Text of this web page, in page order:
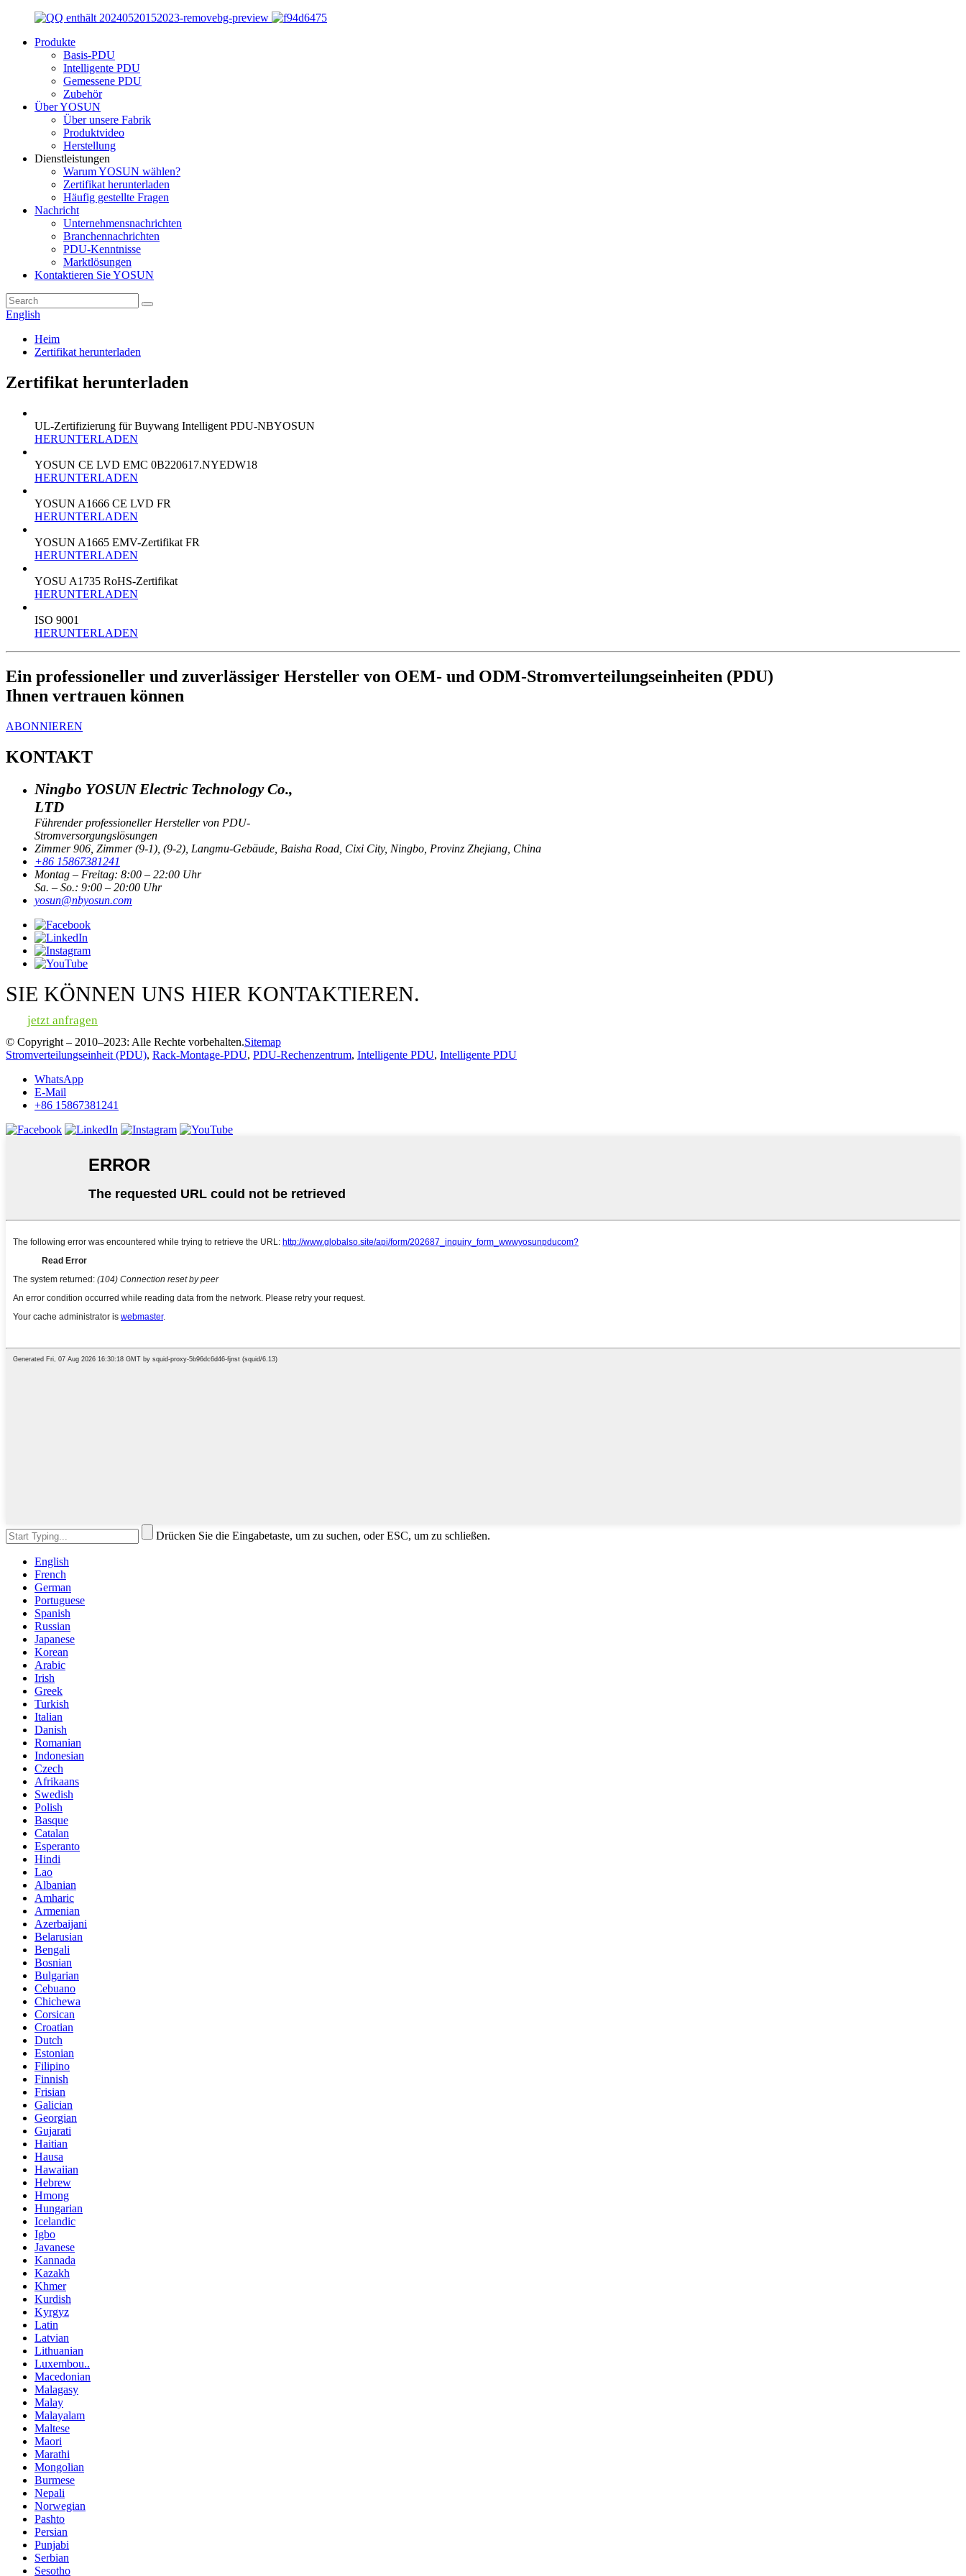
Produkte
Basis-PDU
Intelligente PDU
Gemessene PDU
Zubehör
Über YOSUN
Über unsere Fabrik
Produktvideo
Herstellung
Dienstleistungen
Warum YOSUN wählen?
Zertifikat herunterladen
Häufig gestellte Fragen
Nachricht
Unternehmensnachrichten
Branchennachrichten
PDU-Kenntnisse
Marktlösungen
Kontaktieren Sie YOSUN
English
Heim
Zertifikat herunterladen
Zertifikat herunterladen
UL-Zertifizierung für Buywang Intelligent PDU-NBYOSUN
HERUNTERLADEN
YOSUN CE LVD EMC 0B220617.NYEDW18
HERUNTERLADEN
YOSUN A1666 CE LVD FR
HERUNTERLADEN
YOSUN A1665 EMV-Zertifikat FR
HERUNTERLADEN
YOSU A1735 RoHS-Zertifikat
HERUNTERLADEN
ISO 9001
HERUNTERLADEN
Ein professioneller und zuverlässiger Hersteller von OEM- und ODM-Stromverteilungseinheiten (PDU)
Ihnen vertrauen können
ABONNIEREN
KONTAKT
Ningbo YOSUN Electric Technology Co.,
LTD
Führender professioneller Hersteller von PDU-
Stromversorgungslösungen
Zimmer 906, Zimmer (9-1), (9-2), Langmu-Gebäude, Baisha Road, Cixi City, Ningbo, Provinz Zhejiang, China
+86 15867381241
Montag – Freitag: 8:00 – 22:00 Uhr
Sa. – So.: 9:00 – 20:00 Uhr
yosun@nbyosun.com
SIE KÖNNEN UNS HIER KONTAKTIEREN.
jetzt anfragen
© Copyright – 2010–2023: Alle Rechte vorbehalten.Sitemap
Stromverteilungseinheit (PDU), Rack-Montage-PDU, PDU-Rechenzentrum, Intelligente PDU, Intelligente PDU
WhatsApp
E-Mail
+86 15867381241
Drücken Sie die Eingabetaste, um zu suchen, oder ESC, um zu schließen.
English
French
German
Portuguese
Spanish
Russian
Japanese
Korean
Arabic
Irish
Greek
Turkish
Italian
Danish
Romanian
Indonesian
Czech
Afrikaans
Swedish
Polish
Basque
Catalan
Esperanto
Hindi
Lao
Albanian
Amharic
Armenian
Azerbaijani
Belarusian
Bengali
Bosnian
Bulgarian
Cebuano
Chichewa
Corsican
Croatian
Dutch
Estonian
Filipino
Finnish
Frisian
Galician
Georgian
Gujarati
Haitian
Hausa
Hawaiian
Hebrew
Hmong
Hungarian
Icelandic
Igbo
Javanese
Kannada
Kazakh
Khmer
Kurdish
Kyrgyz
Latin
Latvian
Lithuanian
Luxembou..
Macedonian
Malagasy
Malay
Malayalam
Maltese
Maori
Marathi
Mongolian
Burmese
Nepali
Norwegian
Pashto
Persian
Punjabi
Serbian
Sesotho